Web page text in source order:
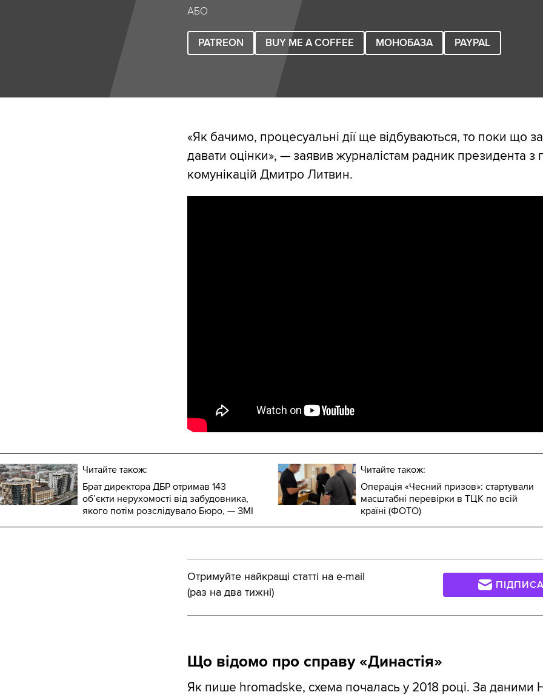
АБО
PATREON BUY ME A COFFEE МОНОБАЗА PAYPAL
«Як бачимо, процесуальні дії ще відбуваються, то поки що
давати оцінки», — заявив журналістам радник президента з
комунікацій Дмитро Литвин.
Читайте також:
Брат директора ДБР отримав 143
обʼєкти нерухомості від забудовника,
якого потім розслідувало Бюро, — ЗМІ
Читайте також:
Операція «Чесний призов»: стартували
масштабні перевірки в ТЦК по всій
країні (ФОТО)
Отримуйте найкращі статті на e-mail
(раз на два тижні)
Що відомо про справу «Династія»
Як пише hromadske, схема почалась у 2018 році. За даними